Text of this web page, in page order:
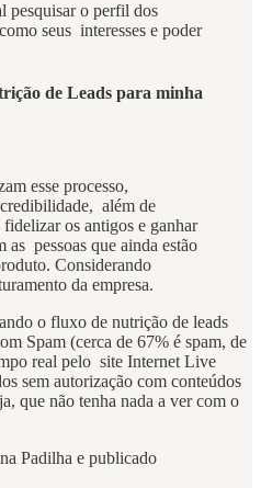
pesquisar o perfil dos
seus interesses e poder
de Leads para minha
esse processo,
além de
os antigos e ganhar
as pessoas que ainda estão
Considerando
da empresa.
o fluxo de nutrição de leads
Spam (cerca de 67% é spam, de
real pelo site Internet Live
sem autorização com conteúdos
que não tenha nada a ver com o
Padilha e publicado